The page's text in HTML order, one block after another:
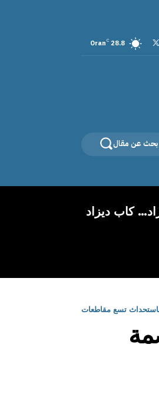
28.8
C
Oran
بحث عن مقال
كاب ديزاد
باستحداث تسع مقاطعات